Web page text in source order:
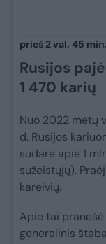
prieš 2 val. 45 min.
Rusijos
1 470 karių
Nuo 2022 metų
d. Rusijos
sudarė apie 1
sužeistųjų).
kareivių.
Apie tai
generalinis